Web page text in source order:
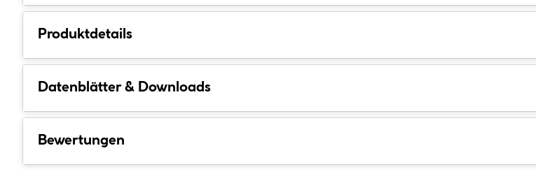
Produktdetails
Datenblätter & Downloads
Bewertungen